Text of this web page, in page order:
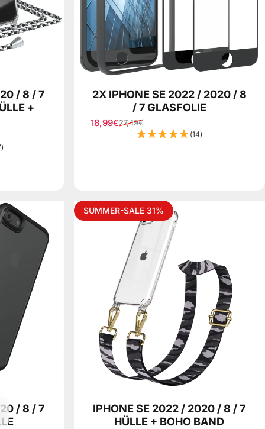
/ 8 / 7
+
2X IPHONE SE 2022 / 2020 / 8
/ 7 GLASFOLIE
Verkaufspreis
18,99€
Normaler Preis
27,49€
(14)
/ 8 / 7
SUMMER-SALE 31%
IPHONE SE 2022 / 2020 / 8 / 7
HÜLLE + BOHO BAND